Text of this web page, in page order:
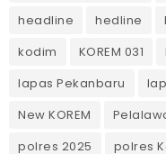
headline
hedline
kodim
KOREM 031
lapas Pekanbaru
New KOREM
polres 2025
polres